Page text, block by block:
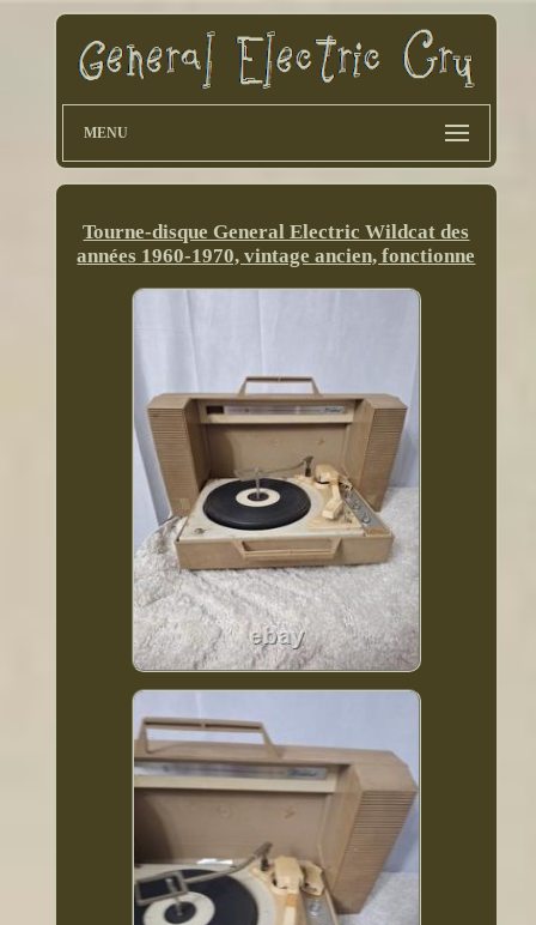
MENU
Tourne-disque General Electric Wildcat des
années 1960-1970, vintage ancien, fonctionne